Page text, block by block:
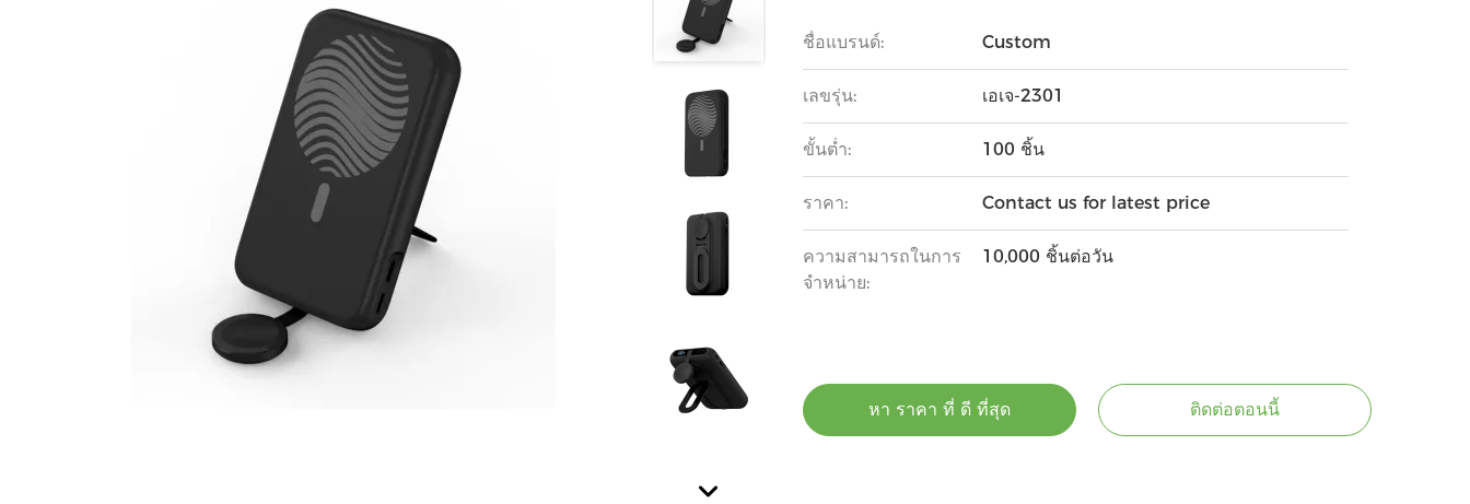
ชื่อแบรนด์: Custom
เลขรุ่น: เอเจ-2301
ขั้นต่ำ: 100 ชิ้น
ราคา: Contact us for latest price
ความสามารถในการ
จําหน่าย:
10,000 ชิ้นต่อวัน
หา ราคา ที่ ดี ที่สุด ติดต่อตอนนี้